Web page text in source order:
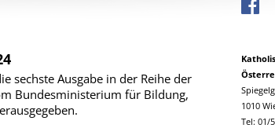
sechste Ausgabe in der Reihe der
Bundesministerium für Bildung,
1010
Tel: 01/